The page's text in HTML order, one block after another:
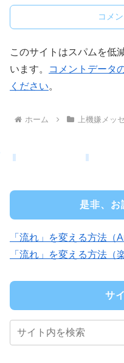
コメ
このサイトはスパムを低
います。
コメントデータ
ください。
ホーム 上機嫌メッ
是非、お
「流れ」を変える方法（
「流れ」を変える方法（
サ